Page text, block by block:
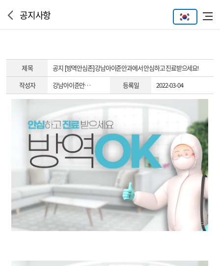
공지사항
제 목 공지[방역안심존] 강남아이준안과에서 안심하고 진료받으세요!
작성자
강남아이준안… 등록일 2022-03-04